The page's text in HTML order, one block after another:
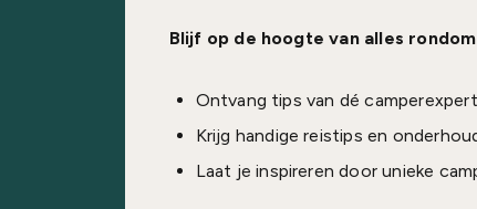
Blijf op de hoogte van alles
Ontvang tips van dé
Krijg handige reistips en
Laat je inspireren door unieke